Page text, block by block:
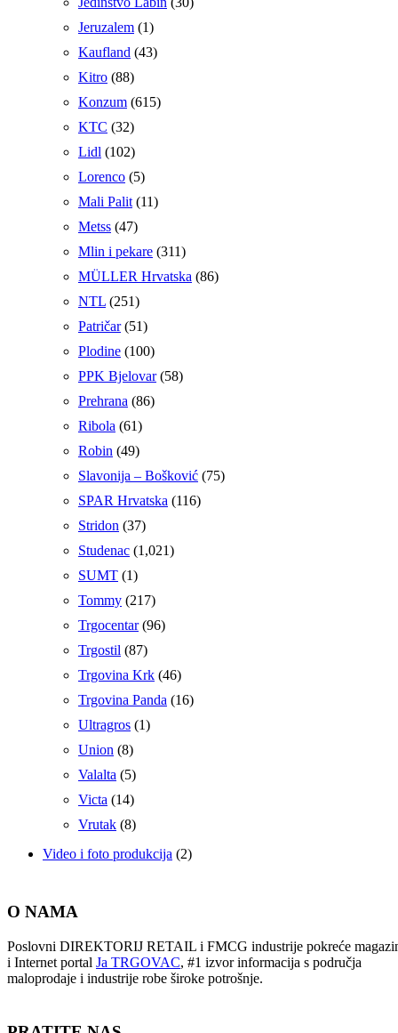
Jeruzalem (1)
Kaufland (43)
Kitro (88)
Konzum (615)
KTC (32)
Lidl (102)
Lorenco (5)
Mali Palit (11)
Metss (47)
Mlin i pekare (311)
MÜLLER Hrvatska (86)
NTL (251)
Patričar(51)
Plodine (100)
PPK Bjelovar(58)
Prehrana (86)
Ribola (61)
Robin (49)
Slavonija – Bošković (75)
SPAR Hrvatska (116)
Stridon (37)
Studenac (1,021)
SUMT (1)
Tommy (217)
Trgocentar(96)
Trgostil (87)
Trgovina Krk (46)
Trgovina Panda (16)
Ultragros (1)
Union (8)
Valalta (5)
Victa (14)
Vrutak (8)
Video i foto produkcija (2)
O NAMA
Poslovni DIREKTORIJ RETAIL i FMCG industrije pokreće
i Internet portal Ja TRGOVAC, #1 izvor informacija s područja
maloprodaje i industrije robe široke potrošnje.